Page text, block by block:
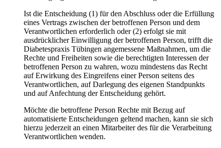
Ist die Entscheidung (1) für den Abschluss oder die Erfüllung
eines Vertrags zwischen der betroffenen Person und dem
Verantwortlichen erforderlich oder (2) erfolgt sie mit
ausdrücklicher Einwilligung der betroffenen Person, trifft die
Diabetespraxis Tübingen angemessene Maßnahmen, um die
Rechte und Freiheiten sowie die berechtigten Interessen der
betroffenen Person zu wahren, wozu mindestens das Recht
auf Erwirkung des Eingreifens einer Person seitens des
Verantwortlichen, auf Darlegung des eigenen Standpunkts
und auf Anfechtung der Entscheidung gehört.
Möchte die betroffene Person Rechte mit Bezug auf
automatisierte Entscheidungen geltend machen, kann sie sich
hierzu jederzeit an einen Mitarbeiter des für die Verarbeitung
Verantwortlichen wenden.